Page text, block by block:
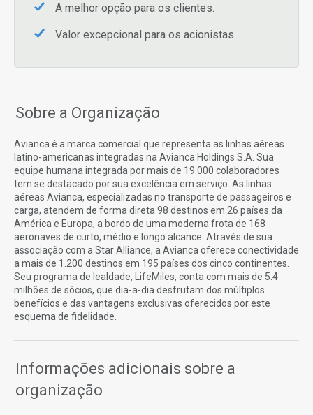
A melhor opção para os clientes.
Valor excepcional para os acionistas.
Sobre a Organização
Avianca é a marca comercial que representa as linhas aéreas
latino-americanas integradas na Avianca Holdings S.A. Sua
equipe humana integrada por mais de 19.000 colaboradores
tem se destacado por sua excelência em serviço. As linhas
aéreas Avianca, especializadas no transporte de passageiros e
carga, atendem de forma direta 98 destinos em 26 países da
América e Europa, a bordo de uma moderna frota de 168
aeronaves de curto, médio e longo alcance. Através de sua
associação com a Star Alliance, a Avianca oferece conectividade
a mais de 1.200 destinos em 195 países dos cinco continentes.
Seu programa de lealdade, LifeMiles, conta com mais de 5.4
milhões de sócios, que dia-a-dia desfrutam dos múltiplos
benefícios e das vantagens exclusivas oferecidos por este
esquema de fidelidade.
Informações adicionais sobre a
organização